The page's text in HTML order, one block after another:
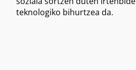
teknologiko bihurtzea da.